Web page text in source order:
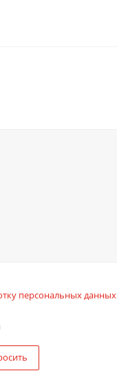
персональных данных